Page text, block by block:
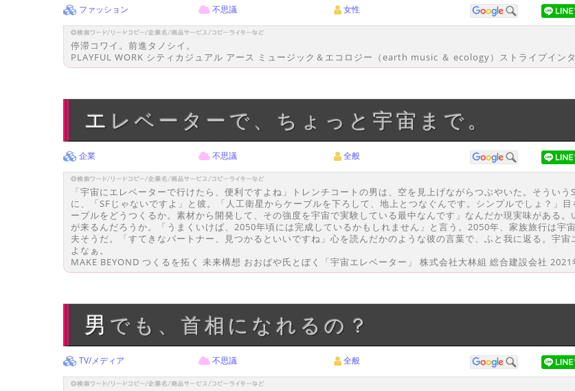
ファッション 不思議 女性
停滞コワイ。前進タノシイ。
PLAYFUL WORK シティカジュアル アース ミュージック＆エコロジー（earth music ＆ ecology）ストライプイン
エレベーターで、ちょっと宇宙まで。
企業 不思議 全般
「宇宙にエレベーターで行けたら、便利ですよね」トレンチコートの男は、空を見上げながらつぶやいた。そうい
に、「SFじゃないですよ」と彼。「人工衛星からケーブルを下ろして、地上とつなぐんです。シンプルでしょ？」
ーブルをどうつくるか。素材から開発して、その強度を宇宙で実験している最中なんです」なんだか現実味がある
が来るんだろうか。「うまくいけば、2050年頃には完成しているかもしれません」と言う。2050年、家族旅行は宇
夫そうだ。「すてきなパートナー、見つかるといいですね」心を読んだかのような彼の言葉で、ふと我に返る。宇
よなぁ。
MAKE BEYOND つくるを拓く 未来構想 おおばや氏とぼく「宇宙エレベーター」 株式会社大林組 総合建設会社
男でも、首相になれるの？
TV/メディア 不思議 全般